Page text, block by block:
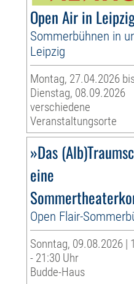
Open Air in
Sommerbühnen in
Leipzig
Montag, 27.04.2026
Dienstag, 08.09.2026
verschiedene
Veranstaltungsorte
»Das
eine
Open Flair-
Sonntag, 09.08.2026 |
- 21:30 Uhr
Budde-Haus